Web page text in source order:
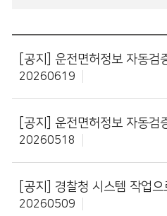
[공지] 운전면허정보 자동검
20260619
[공지] 운전면허정보 자동검
20260518
[공지] 경찰청 시스템 작업
20260509